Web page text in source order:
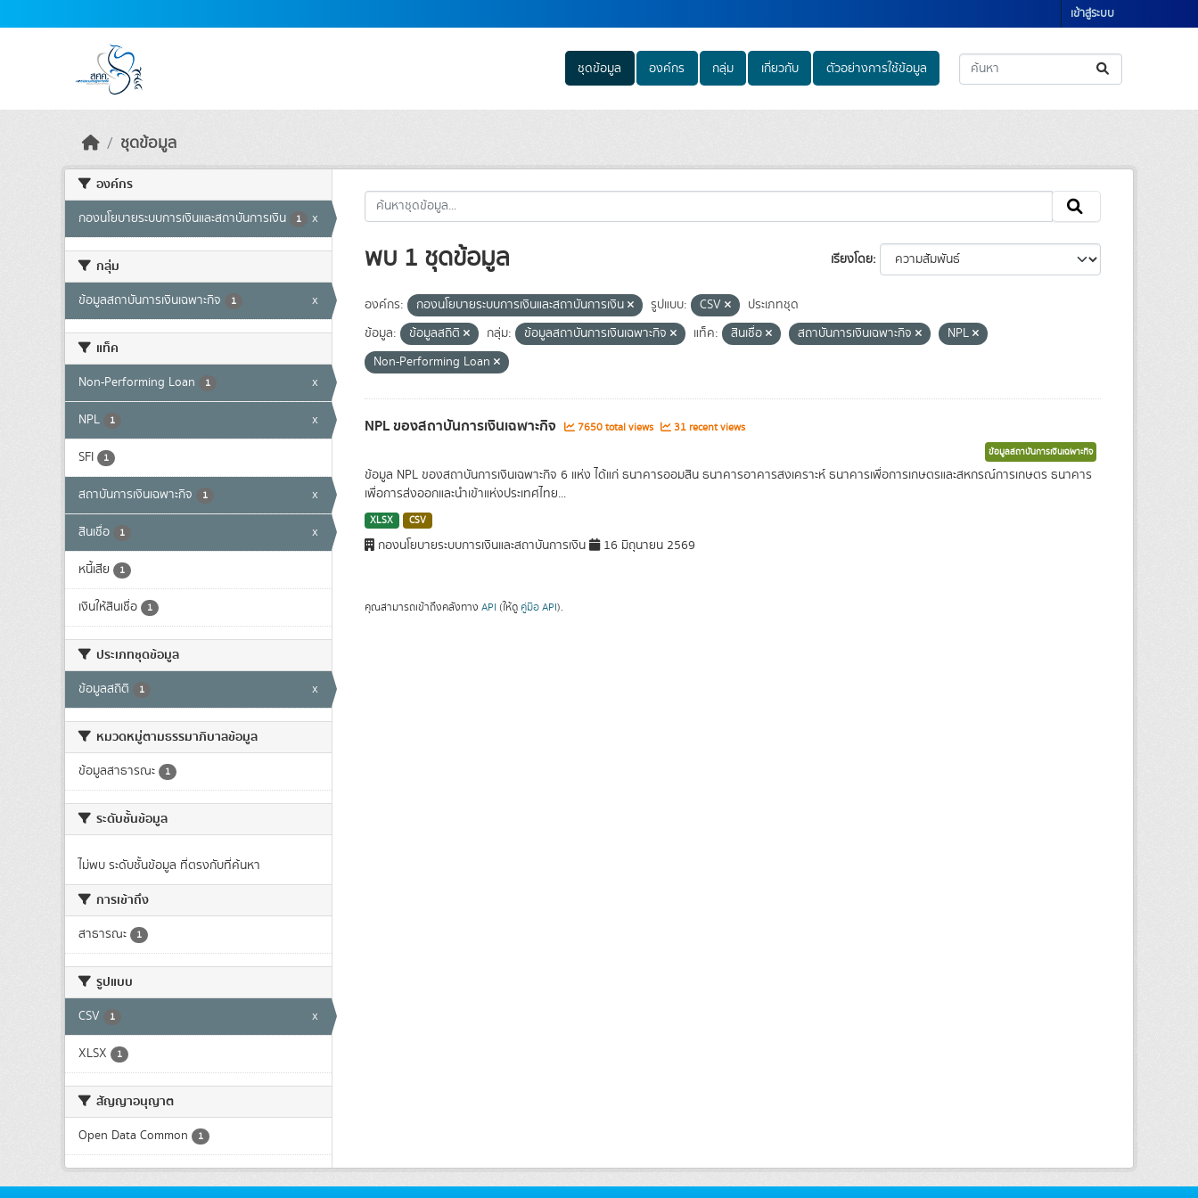
เข้าสู่ระบบ
ชุดข้อมูล องค์กร กลุ่ม เกี่ยวกับ ตัวอย่างการใช้ข้อมูล
ชุดข้อมูล
องค์กร
กองนโยบายระบบการเงินและสถาบันการเงิน 1 x
กลุ่ม
ข้อมูลสถาบันการเงินเฉพาะกิจ 1 x
แท็ค
Non-Performing Loan 1 x
NPL 1 x
SFI 1
สถาบันการเงินเฉพาะกิจ 1 x
สินเชื่อ 1 x
หนี้เสีย 1
เงินให้สินเชื่อ 1
ประเภทชุดข้อมูล
ข้อมูลสถิติ 1 x
หมวดหมู่ตามธรรมาภิบาลข้อมูล
ข้อมูลสาธารณะ 1
ระดับชั้นข้อมูล
ไม่พบ ระดับชั้นข้อมูล ที่ตรงกับที่ค้นหา
การเข้าถึง
สาธารณะ 1
รูปแบบ
CSV 1 x
XLSX 1
สัญญาอนุญาต
Open Data Common 1
เรียงโดย
พบ 1 ชุดข้อมูล
องค์กร: กองนโยบายระบบการเงินและสถาบันการเงิน รูปแบบ: CSV
ประเภทชุด
ข้อมูล:
ข้อมูลสถิติ กลุ่ม: ข้อมูลสถาบันการเงินเฉพาะกิจ แท็ค: สินเชื่อ สถาบันการเงินเฉพาะกิจ
NPL
Non-Performing Loan
NPL ของสถาบันการเงินเฉพาะกิจ 7650 total views 31 recent views
ข้อมูลสถาบันการเงินเฉพาะกิจ
ข้อมูล NPL ของสถาบันการเงินเฉพาะกิจ 6 แห่ง ได้แก่ ธนาคารออมสิน ธนาคารอาคารสงเคราะห์ ธนาคารเพื่อการเกษตรและสหกรณ์การเกษตร ธนาคาร
เพื่อการส่งออกและนำเข้าแห่งประเทศไทย...
XLSX CSV
กองนโยบายระบบการเงินและสถาบันการเงิน 16 มิถุนายน 2569
คุณสามารถเข้าถึงคลังทาง API (ให้ดู คู่มือ API).